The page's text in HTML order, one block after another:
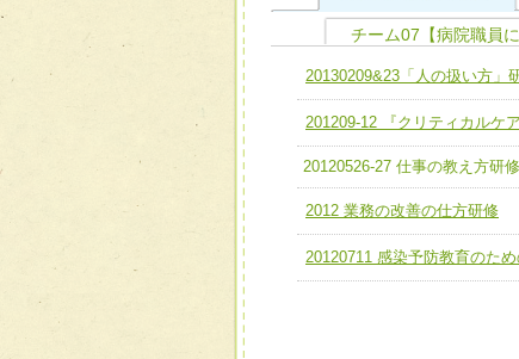
ユニット１ 医療人として
全人的医療を実践する医
ける
ユニット２ チーム医療構
ユニット３ 多職種連携力
他職種の視点とスキルを
チーム01【病院内横断的
チーム02【地域医療連
宅患者等支援チーム】
チーム03【癌患者服薬サ
チーム04【口腔ケアチー
チーム07【病院職員
20130209&23「人の扱い方」
201209-12 『クリティカルケ
20120526-27 仕事の教え方研修
2012 業務の改善の仕方研修
20120711 感染予防教育のた